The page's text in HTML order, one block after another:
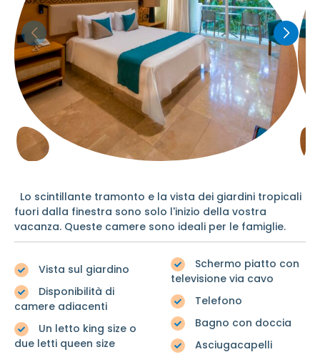
Lo scintillante tramonto e la vista dei giardini tropicali
fuori dalla finestra sono solo l'inizio della vostra
vacanza. Queste camere sono ideali per le famiglie.
Vista sul giardino
Disponibilità di
camere adiacenti
Un letto king size o
due letti queen size
Schermo piatto con
televisione via cavo
Telefono
Bagno con doccia
Asciugacapelli